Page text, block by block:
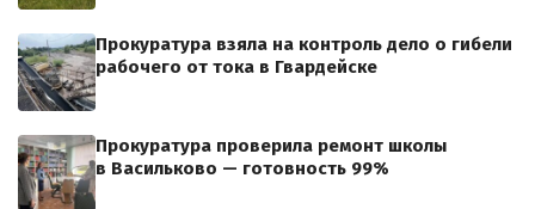
Прокуратура взяла на контроль дело о гибели
рабочего от тока в Гвардейске
Прокуратура проверила ремонт школы
в Васильково — готовность 99%